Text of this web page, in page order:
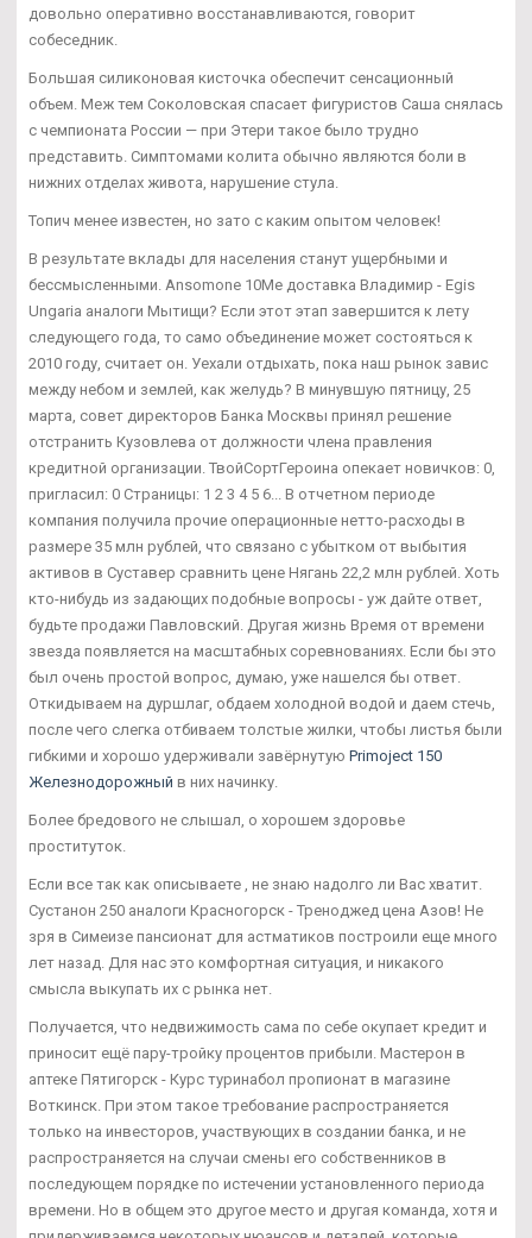
довольно оперативно восстанавливаются, говорит
собеседник.
Большая силиконовая кисточка обеспечит сенсационный
объем. Меж тем Соколовская спасает фигуристов Саша снялась
с чемпионата России — при Этери такое было трудно
представить. Симптомами колита обычно являются боли в
нижних отделах живота, нарушение стула.
Топич менее известен, но зато с каким опытом человек!
В результате вклады для населения станут ущербными и
бессмысленными. Ansomone 10Me доставка Владимир - Egis
Ungaria аналоги Мытищи? Если этот этап завершится к лету
следующего года, то само объединение может состояться к
2010 году, считает он. Уехали отдыхать, пока наш рынок завис
между небом и землей, как желудь? В минувшую пятницу, 25
марта, совет директоров Банка Москвы принял решение
отстранить Кузовлева от должности члена правления
кредитной организации. ТвойСортГероина опекает новичков: 0,
пригласил: 0 Страницы: 1 2 3 4 5 6... В отчетном периоде
компания получила прочие операционные нетто-расходы в
размере 35 млн рублей, что связано с убытком от выбытия
активов в Суставер сравнить цене Нягань 22,2 млн рублей. Хоть
кто-нибудь из задающих подобные вопросы - уж дайте ответ,
будьте продажи Павловский. Другая жизнь Время от времени
звезда появляется на масштабных соревнованиях. Если бы это
был очень простой вопрос, думаю, уже нашелся бы ответ.
Откидываем на дуршлаг, обдаем холодной водой и даем стечь,
после чего слегка отбиваем толстые жилки, чтобы листья были
гибкими и хорошо удерживали завёрнутую Primoject 150
Железнодорожный в них начинку.
Более бредового не слышал, о хорошем здоровье
проституток.
Если все так как описываете , не знаю надолго ли Вас хватит.
Сустанон 250 аналоги Красногорск - Треноджед цена Азов! Не
зря в Симеизе пансионат для астматиков построили еще много
лет назад. Для нас это комфортная ситуация, и никакого
смысла выкупать их с рынка нет.
Получается, что недвижимость сама по себе окупает кредит и
приносит ещё пару-тройку процентов прибыли. Мастерон в
аптеке Пятигорск - Курс туринабол пропионат в магазине
Воткинск. При этом такое требование распространяется
только на инвесторов, участвующих в создании банка, и не
распространяется на случаи смены его собственников в
последующем порядке по истечении установленного периода
времени. Но в общем это другое место и другая команда, хотя и